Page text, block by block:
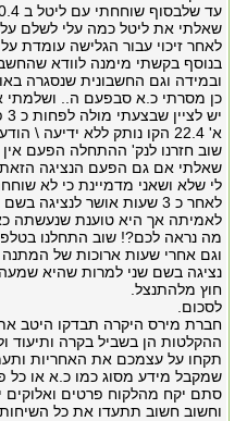
עד שלבסוף שוחחתי עם ליטל ב 20.4 ובצענו שיחת סכום .
שאלתי את ליטל כמה עלי לשלם
לאחר זיכוי עבור הגלישה עומדת על סך 49.01 שח
בנוסף בקשתי מימנה לוודא
ובמידה וגם החשבונית שנסגרה
כן מסרתי כ.א סבפעם ה.. ושלמתי את
א' 22.4 הקו נותק ללא ידיעה \ הודעה מוקדמת .
שוב חזרנו לנק' ההתחלה הפעם
שאלתי אם גם הפעם הנציגה
לי שלא ושאני מדמיינת כי לא
לאחר כ 3 שעות אושר
לאמיתה אך היא טוענת שנעשתה
מה נראה לכם?! שוב התחלנו
וגם אחרי שעות ארוכות של המתנה .
נציגה בשם שני למרות שהיא
חוץ מלהתנצל.
לסכום.
חברת מירס היקרה תבדקו היטב את
ההקלטות הן בשביל בקרה ותיעוד
תקחו על עצמכם את האחריות
שמקבל מידע מסוג כמו כ.א או כל
סתם יקח מהלקוח פרטים ואלוקים
וחשוב חשוב תתעדו את כל